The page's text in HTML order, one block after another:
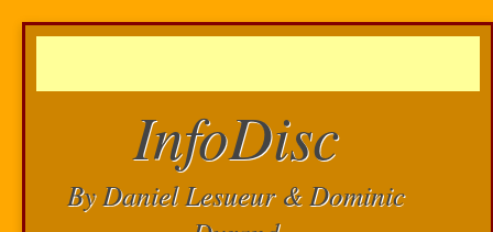
InfoDisc
By Daniel Lesueur & Dominic